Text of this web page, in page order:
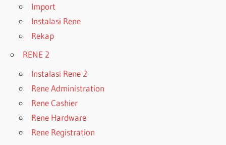
Import
Instalasi Rene
Rekap
RENE 2
Instalasi Rene 2
Rene Administration
Rene Cashier
Rene Hardware
Rene Registration